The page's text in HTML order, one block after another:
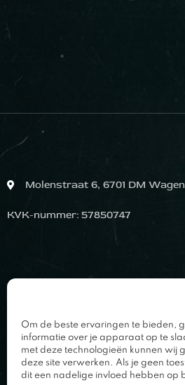
Om de beste ervaringen te bieden,
informatie over je apparaat op te
met deze technologieën kunnen wij
deze site verwerken. Als je geen
dit een nadelige invloed hebben op
Molenstraat 6, 6701 DM
KVK-nummer: 57850747